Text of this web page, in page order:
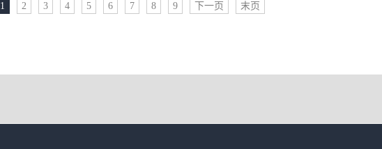
1 2 3 4 5 6 7 8 9 下一页 末页